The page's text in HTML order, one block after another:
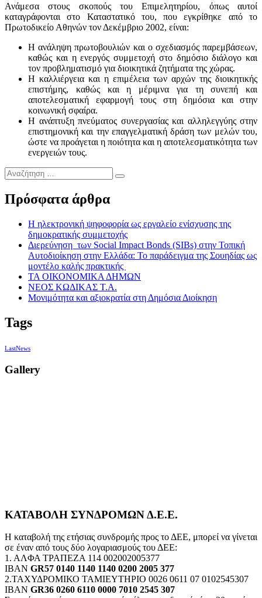
Ανάμεσα στους σκοπούς του Επιμελητηρίου, όπως αυτοί
καταγράφονται στο Καταστατικό του, που εγκρίθηκε από το
Πρωτοδικείο Αθηνών τον Δεκέμβριο 2002, είναι:
Η ανάληψη πρωτοβουλιών και ο σχεδιασμός παρεμβάσεων,
καθώς και η ενεργός συμμετοχή στο δημόσιο διάλογο και
τον προβληματισμό για διοικητικά ζητήματα της χώρας.
Η καλλιέργεια και η επιμέλεια των αρχών της διοικητικής
επιστήμης, καθώς και η μέριμνα για τη συνεπή και
αποτελεσματική εφαρμογή τους στη δημόσια και στην
κοινωνική σφαίρα.
Η ανάπτυξη πνεύματος συνεργασίας και αλληλεγγύης στην
επιστημονική και την επαγγελματική δράση των μελών του,
ώστε να προάγεται η ποιότητα και η αποτελεσματικότητα των
ενεργειών τους.
Αναζήτηση
…
Πρόσφατα άρθρα
Η ηλεκτρονική ψηφοφορία ως εργαλείο ενίσχυσης της
δημοκρατικής συμμετοχής
Διερεύνηση των Social Impact Bonds (SIBs) στην Τοπική
Αυτοδιοίκηση στην Ελλάδα: Το παράδειγμα της Σουηδίας ως
μοντέλο καλής πρακτικής
ΤΑ ΟΙΚΟΝΟΜΙΚΑ ΔΗΜΩΝ
ΝΕΟΣ ΚΩΔΙΚΑΣ Τ.Α.
Μονιμότητα και αξιοκρατία στη Δημόσια Διοίκηση
Tags
LastNews
Gallery
ΚΑΤΑΒΟΛΗ ΣΥΝΔΡΟΜΩΝ Δ.Ε.Ε.
Η καταβολή της ετήσιας συνδρομής προς το ΔΕΕ, μπορεί να γίνεται
σε έναν από τους δύο λογαριασμούς του ΔΕΕ:
1. ΑΛΦΑ ΤΡΑΠΕΖΑ 114 002002005377
IBAN GR57 0140 1140 1140 0200 2005 377
2.ΤΑΧΥΔΡΟΜΙΚΟ ΤΑΜΙΕΥΤΗΡΙΟ 0026 0611 07 0102545307
IBAN GR36 0260 6110 0000 7010 2545 307